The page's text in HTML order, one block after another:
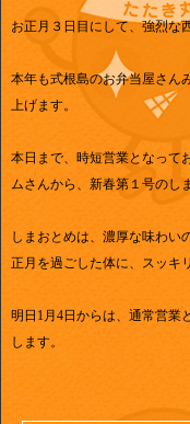
お正月３日目にして、強烈な
本年も式根島のお弁当屋さん
上げます。
本日まで、時短営業となって
ムさんから、新春第１号のし
しまおとめは、濃厚な味わい
正月を過ごした体に、スッキ
明日1月4日からは、通常営業
します。